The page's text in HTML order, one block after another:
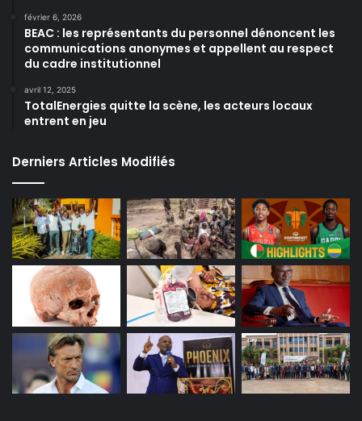
février 6, 2026
BEAC : les représentants du personnel dénoncent les
communications anonymes et appellent au respect
du cadre institutionnel
avril 12, 2025
TotalEnergies quitte la scène, les acteurs locaux
entrent en jeu
Derniers Articles Modifiés